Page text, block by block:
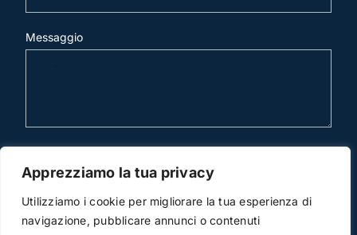
Apprezziamo la tua privacy
Utilizziamo i cookie per migliorare la tua esperienza di
navigazione, pubblicare annunci o contenuti
Messaggio
invia mail